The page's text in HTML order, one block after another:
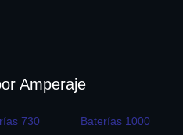
Amperaje
730 Baterías 1000